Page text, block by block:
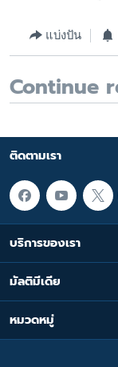
แบ่งปัน
Continue
ติดตามเรา
บริการของเรา
มัลติมีเดีย
หมวดหมู่